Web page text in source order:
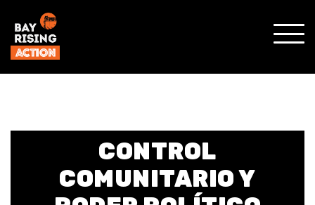
MENU
CONTROL
COMUNITARIO Y